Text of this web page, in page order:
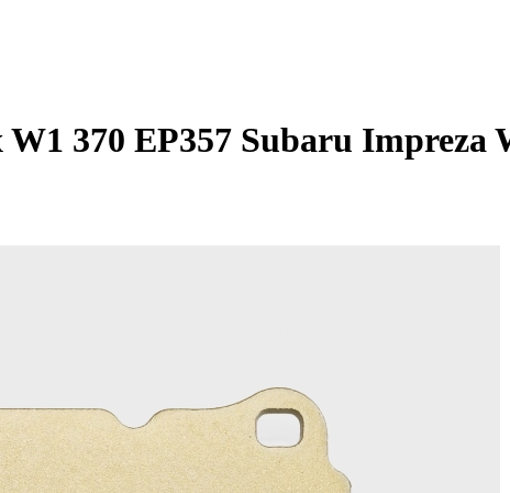
370 EP357 Subaru